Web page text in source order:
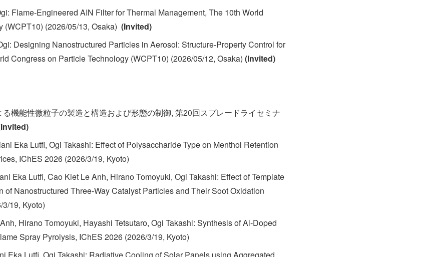
Flame-Engineered AIN Filter for Thermal Management, The 10th World
(2026/05/13, Osaka) (Invited)
Designing Nanostructured Particles in Aerosol: Structure-Property Control for
Congress on Particle Technology (WCPT10) (2026/05/12, Osaka) (Invited)
機能性微粒子の製造と構造および形態の制御, 第20回スプレードライセミナ
Eka Lutfi, Ogi Takashi: Effect of Polysaccharide Type on Menthol Retention
IChES 2026 (2026/3/19, Kyoto)
Eka Lutfi, Cao Kiet Le Anh, Hirano Tomoyuki, Ogi Takashi: Effect of Template
of Nanostructured Three-Way Catalyst Particles and Their Soot Oxidation
19, Kyoto)
Hirano Tomoyuki, Hayashi Tetsutaro, Ogi Takashi: Synthesis of Al-Doped
Spray Pyrolysis, IChES 2026 (2026/3/19, Kyoto)